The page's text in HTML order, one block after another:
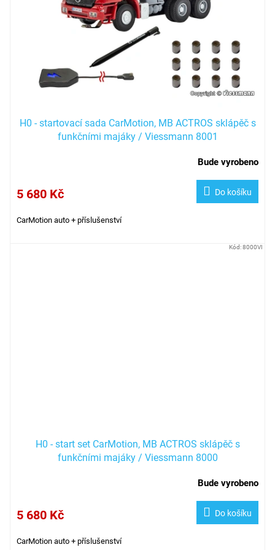
H0 - startovací sada CarMotion, MB ACTROS sklápěč s
funkčními majáky / Viessmann 8001
Bude vyrobeno
5 680 Kč Do košíku
CarMotion auto + příslušenství
H0 - start set CarMotion, MB ACTROS sklápěč s
funkčními majáky / Viessmann 8000
Bude vyrobeno
5 680 Kč Do košíku
CarMotion auto + příslušenství
Kód:8000VI